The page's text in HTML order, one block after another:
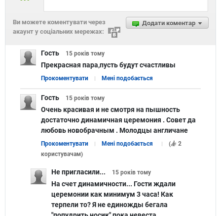
Додати коментар
Ви можете коментувати через
акаунт у соціальних мережах:
Гость 15 років тому
Прекрасная пара,пусть будут счастливы
Прокоментувати Мені подобається
Гость 15 років тому
Очень красивая и не смотря на пышность
достаточно динамичная церемония . Совет да
любовь новобрачным . Молодцы англичане
Прокоментувати Мені подобається (
2
користувачам)
Не пригласили... 15 років тому
На счет динамичности... Гости ждали
церемонии как минимум 3 часа! Как
терпели то? Я не единожды бегала